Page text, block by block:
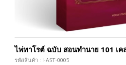
ไพ่ทาโรต์ ฉบับ สอนทำนาย 101 เค
รหัสสินค้า : I-AST-0005